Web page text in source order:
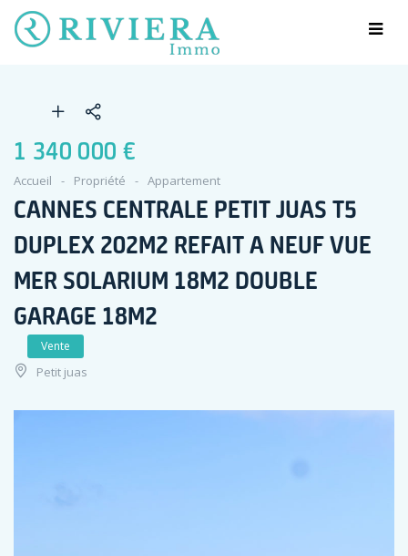
1 340 000 €
Accueil Propriété Appartement
CANNES CENTRALE PETIT JUAS T5
DUPLEX 202M2 REFAIT A NEUF VUE
MER SOLARIUM 18M2 DOUBLE
GARAGE 18M2
Vente
Petit juas